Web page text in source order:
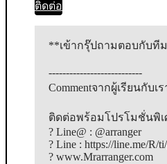
ติดต่อ
**เข้ากรุ๊ปถามตอบกับทีมผู้
---------------------------
Commentจากผู้เรียนกับเร
ติดต่อพร้อมโปรโมชั่นพิเ
? Line@ : @arranger
? Line : https://line.me/R/
? www.Mrarranger.com